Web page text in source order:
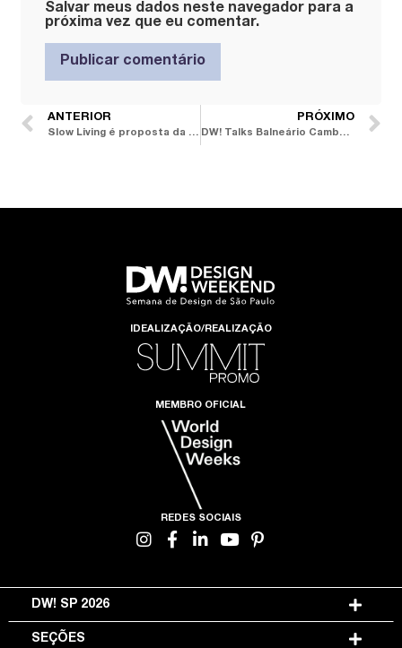
Salvar meus dados neste navegador para a
próxima vez que eu comentar.
ANTERIOR
Slow Living é proposta da arquiteta Gabriela Herde para Sierra Móveis
PRÓXIMO
DW! Talks Balneário Camboriú: 4 temas estratégicos reúnem convidados de projeção nacional
IDEALIZAÇÃO/REALIZAÇÃO
MEMBRO OFICIAL
REDES SOCIAIS
DW! SP 2026
SEÇÕES